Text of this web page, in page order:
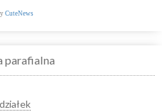
CuteNews
parafialna